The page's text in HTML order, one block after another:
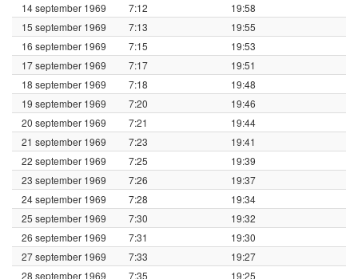
14 september 1969
7:12
19:58
15 september 1969
7:13
19:55
16 september 1969
7:15
19:53
17 september 1969
7:17
19:51
18 september 1969
7:18
19:48
19 september 1969
7:20
19:46
20 september 1969
7:21
19:44
21 september 1969
7:23
19:41
22 september 1969
7:25
19:39
23 september 1969
7:26
19:37
24 september 1969
7:28
19:34
25 september 1969
7:30
19:32
26 september 1969
7:31
19:30
27 september 1969
7:33
19:27
28 september 1969
7:35 19:25